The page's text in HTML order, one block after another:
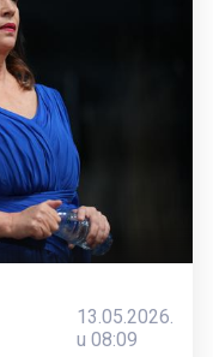
13.05.2026.
u 08:09